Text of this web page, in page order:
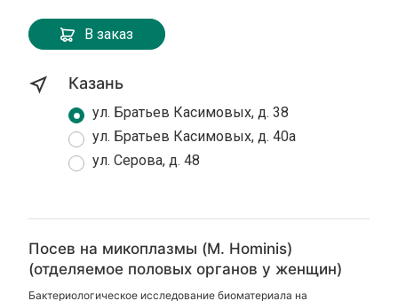
В заказ
Казань
ул. Братьев Касимовых, д. 38
ул. Братьев Касимовых, д. 40а
ул. Серова, д. 48
Посев на микоплазмы (M. Hominis)
(отделяемое половых органов у женщин)
Бактериологическое исследование биоматериала на